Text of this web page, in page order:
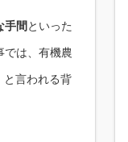
手間 といった
では、有機農
と言われる背